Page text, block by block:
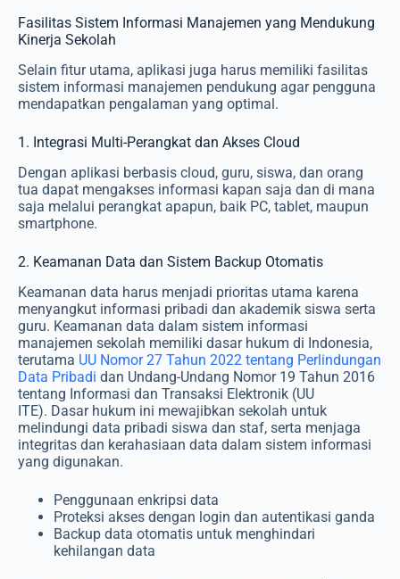
Fasilitas Sistem Informasi Manajemen yang Mendukung
Kinerja Sekolah
Selain fitur utama, aplikasi juga harus memiliki fasilitas
sistem informasi manajemen pendukung agar pengguna
mendapatkan pengalaman yang optimal.
1. Integrasi Multi-Perangkat dan Akses Cloud
Dengan aplikasi berbasis cloud, guru, siswa, dan orang
tua dapat mengakses informasi kapan saja dan di mana
saja melalui perangkat apapun, baik PC, tablet, maupun
smartphone.
2. Keamanan Data dan Sistem Backup Otomatis
Keamanan data harus menjadi prioritas utama karena
menyangkut informasi pribadi dan akademik siswa serta
guru. Keamanan data dalam sistem informasi
manajemen sekolah memiliki dasar hukum di Indonesia,
terutama UU Nomor 27 Tahun 2022 tentang Perlindungan
Data Pribadi dan Undang-Undang Nomor 19 Tahun 2016
tentang Informasi dan Transaksi Elektronik (UU
ITE). Dasar hukum ini mewajibkan sekolah untuk
melindungi data pribadi siswa dan staf, serta menjaga
integritas dan kerahasiaan data dalam sistem informasi
yang digunakan.
Penggunaan enkripsi data
Proteksi akses dengan login dan autentikasi ganda
Backup data otomatis untuk menghindari
kehilangan data